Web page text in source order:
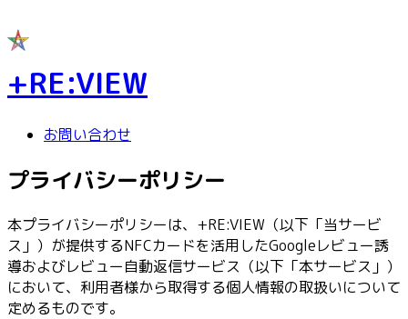
+RE:VIEW
お問い合わせ
プライバシーポリシー
本プライバシーポリシーは、+RE:VIEW（以下「当サービ
ス」）が提供するNFCカードを活用したGoogleレビュー誘
導およびレビュー自動返信サービス（以下「本サービス」）
において、利用者様から取得する個人情報の取扱いについて
定めるものです。